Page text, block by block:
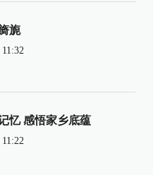
旎
忆 感悟家乡底蕴